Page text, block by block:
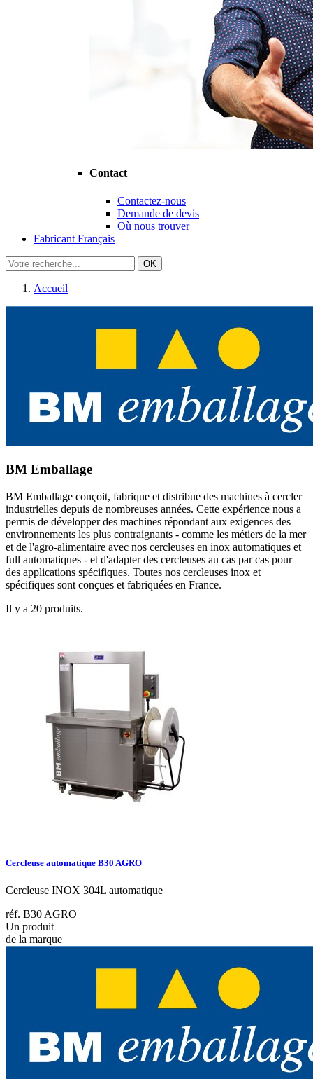
Contact
Contactez-nous
Demande de devis
Où nous trouver
Fabricant Français
OK
Accueil
BM Emballage
BM Emballage conçoit, fabrique et distribue des machines à cercler
industrielles depuis de nombreuses années. Cette expérience nous a
permis de développer des machines répondant aux exigences des
environnements les plus contraignants - comme les métiers de la mer
et de l'agro-alimentaire avec nos cercleuses en inox automatiques et
full automatiques - et d'adapter des cercleuses au cas par cas pour
des applications spécifiques. Toutes nos cercleuses inox et
spécifiques sont conçues et fabriquées en France.
Il y a 20 produits.
Cercleuse automatique B30 AGRO
Cercleuse INOX 304L automatique
réf. B30 AGRO
Un produit
de la marque